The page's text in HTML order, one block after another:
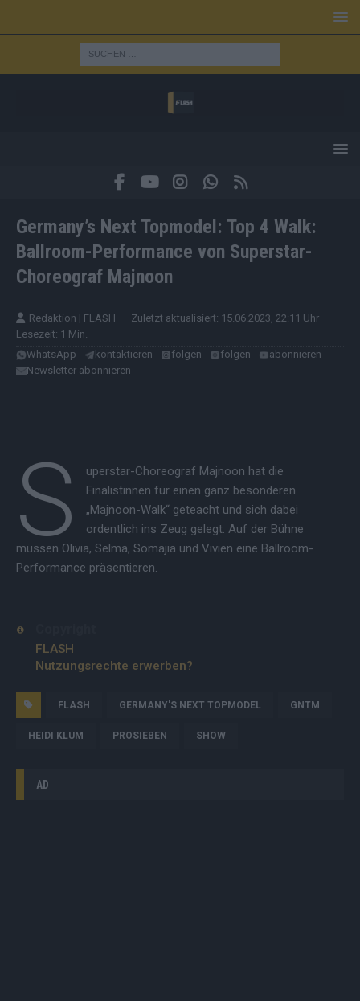
Germany’s Next Topmodel: Top 4 Walk:
Ballroom-Performance von Superstar-
Choreograf Majnoon
Redaktion | FLASH · Zuletzt aktualisiert: 15.06.2023, 22:11 Uhr
·
Lesezeit: 1 Min.
WhatsApp
kontaktieren folgen folgen
abonnieren
Newsletter abonnieren
S
uperstar-Choreograf Majnoon hat die
Finalistinnen für einen ganz besonderen
„Majnoon-Walk“ geteacht und sich dabei
ordentlich ins Zeug gelegt. Auf der Bühne
müssen Olivia, Selma, Somajia und Vivien eine Ballroom-
Performance präsentieren.
FLASH
Nutzungsrechte erwerben?
FLASH GERMANY'S NEXT TOPMODEL GNTM
HEIDI KLUM PROSIEBEN SHOW
AD